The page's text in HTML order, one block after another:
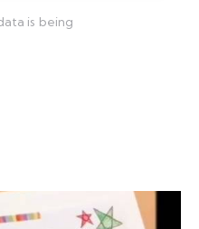
is being